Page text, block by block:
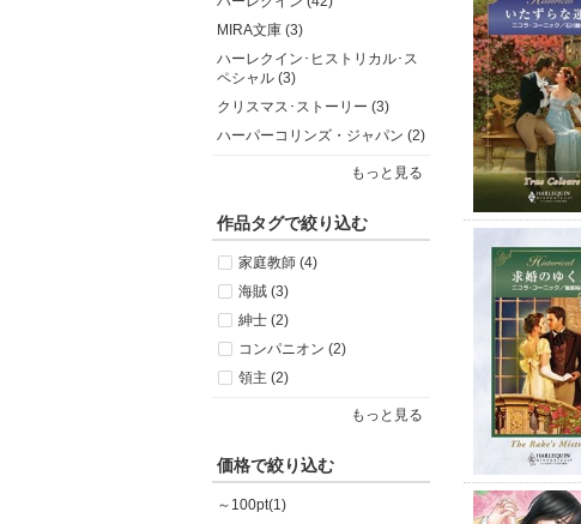
MIRA文庫 (3)
ハーレクイン･ヒストリカル･ス
ペシャル (3)
クリスマス･ストーリー (3)
ハーパーコリンズ・ジャパン (2)
もっと見る
作品タグで絞り込む
家庭教師 (4)
海賊 (3)
紳士 (2)
コンパニオン (2)
領主 (2)
もっと見る
価格で絞り込む
～100pt(1)